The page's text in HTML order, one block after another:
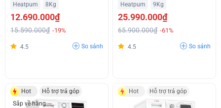
Bất Ngờ
Heatpum 8Kg
12.690.000₫
15.590.000₫ -19%
4.5 So sánh
Heatpum 9Kg
25.990.000₫
65.900.000₫ -61%
4.5 So sánh
Hot
Hỗ trợ trả góp
Sắp về hàng
Hot Hỗ trợ trả góp